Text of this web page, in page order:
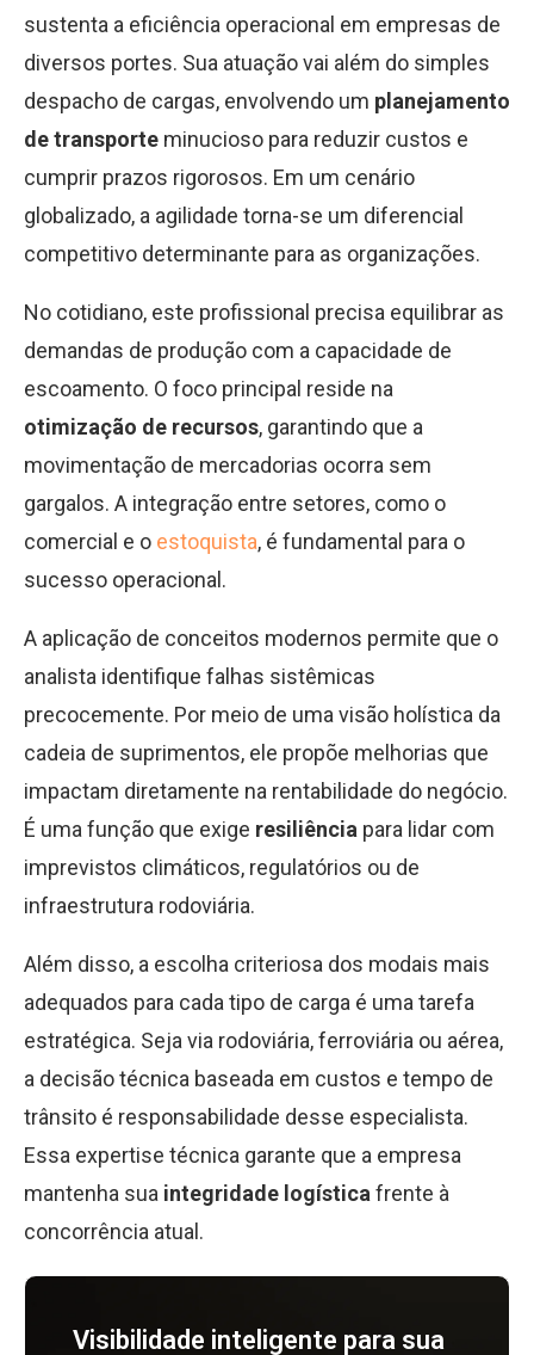
sustenta a eficiência operacional em empresas de
diversos portes. Sua atuação vai além do simples
despacho de cargas, envolvendo um planejamento
de transporte minucioso para reduzir custos e
cumprir prazos rigorosos. Em um cenário
globalizado, a agilidade torna-se um diferencial
competitivo determinante para as organizações.
No cotidiano, este profissional precisa equilibrar as
demandas de produção com a capacidade de
escoamento. O foco principal reside na
otimização de recursos, garantindo que a
movimentação de mercadorias ocorra sem
gargalos. A integração entre setores, como o
comercial e o estoquista, é fundamental para o
sucesso operacional.
A aplicação de conceitos modernos permite que o
analista identifique falhas sistêmicas
precocemente. Por meio de uma visão holística da
cadeia de suprimentos, ele propõe melhorias que
impactam diretamente na rentabilidade do negócio.
É uma função que exige resiliência para lidar com
imprevistos climáticos, regulatórios ou de
infraestrutura rodoviária.
Além disso, a escolha criteriosa dos modais mais
adequados para cada tipo de carga é uma tarefa
estratégica. Seja via rodoviária, ferroviária ou aérea,
a decisão técnica baseada em custos e tempo de
trânsito é responsabilidade desse especialista.
Essa expertise técnica garante que a empresa
mantenha sua integridade logística frente à
concorrência atual.
Visibilidade inteligente para sua